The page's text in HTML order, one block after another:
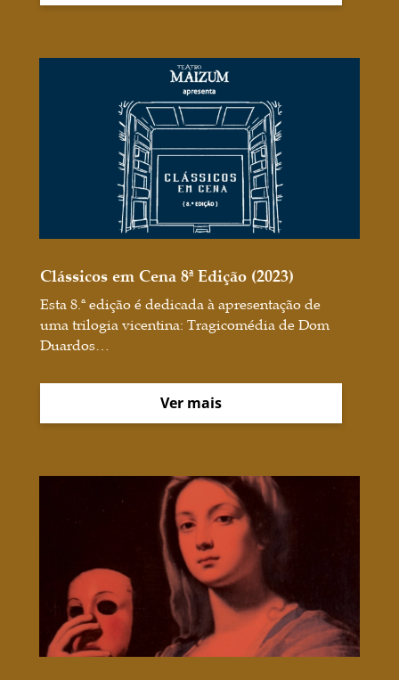
Clássicos em Cena 8ª Edição (2023)
Esta 8.ª edição é dedicada à apresentação de
uma trilogia vicentina: Tragicomédia de Dom
Duardos…
Ver mais